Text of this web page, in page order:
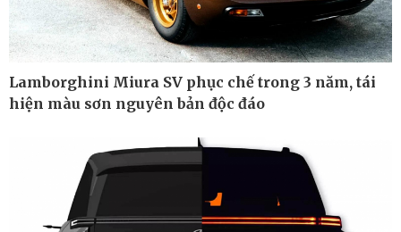
Bất động sản
Khởi nghiệp
Thị trường
Giá vàng
Tiêu dùng
Chứng khoán
Lamborghini Miura SV phục chế trong 3 năm, tái
hiện màu sơn nguyên bản độc đáo